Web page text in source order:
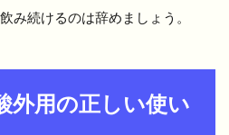
み続けるのは辞めましょう。
外用の正しい使い